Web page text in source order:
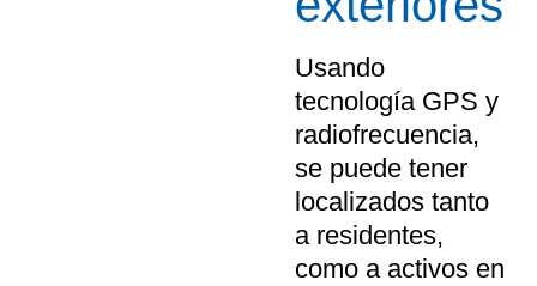
Usando
tecnología GPS y
radiofrecuencia,
se puede tener
localizados tanto
a residentes,
como a activos en